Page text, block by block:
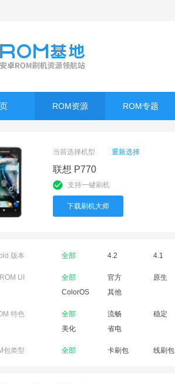
ROM资源 ROM专题
当前选择机型 重新选择
联想 P770
支持一键刷机
下载刷机大师
版本 全部 4.2 4.1
ROM UI 全部 官方 原生
ColorOS
其他
特色 全部 流畅 稳定
美化
省电
包类型 全部 卡刷包 线刷包